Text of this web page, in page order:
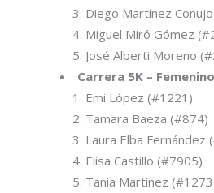
Diego Martínez
Miguel Miró Gómez
José Alberti Moreno
Carrera 5K –
Emi López (#1221)
Tamara Baeza (#874)
Laura Elba Fernández
Elisa Castillo (#7905)
Tania Martínez